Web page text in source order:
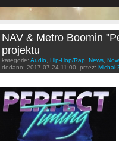
NAV & Metro Boomin
projektu
kategorie: Audio Hip-Hop/Rap News
dodano: 2017-07-24 11:00 przez: Michał